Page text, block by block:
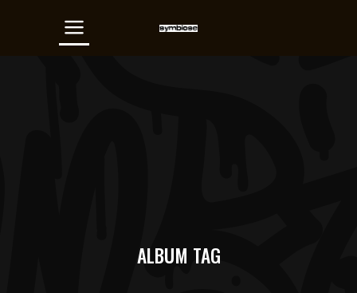
ALBUM TAG